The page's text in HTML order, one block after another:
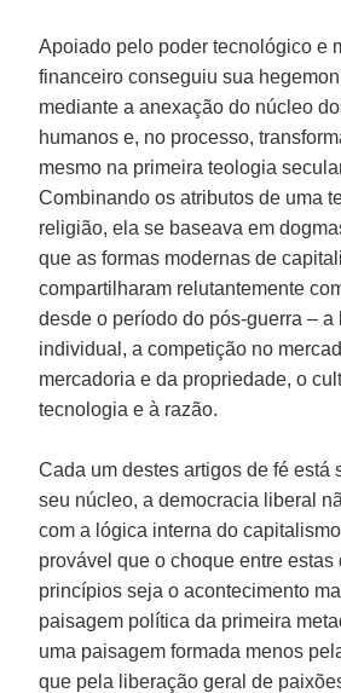
Apoiado pelo poder tecnológico e
financeiro conseguiu sua
mediante a anexação do núcleo
humanos e, no processo,
mesmo na primeira teologia
Combinando os atributos de uma
religião, ela se baseava em
que as formas modernas de
compartilharam relutantemente
desde o período do pós-guerra – a
individual, a competição no
mercadoria e da propriedade, o
tecnologia e à razão.
Cada um destes artigos de fé está
seu núcleo, a democracia liberal
com a lógica interna do
provável que o choque entre estas
princípios seja o acontecimento
paisagem política da primeira
uma paisagem formada menos
que pela liberação geral de